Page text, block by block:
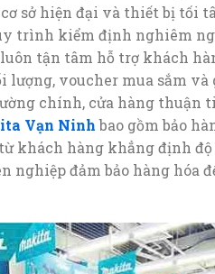
sở hiện đại và thiết bị tối
trình kiểm định nghiêm
tận tâm hỗ trợ khách
voucher mua sắm và
chính, cửa hàng thuận
Vạn Ninhbao gồm bảo
khách hàng khẳng định độ
nghiệp đảm bảo hàng hóa